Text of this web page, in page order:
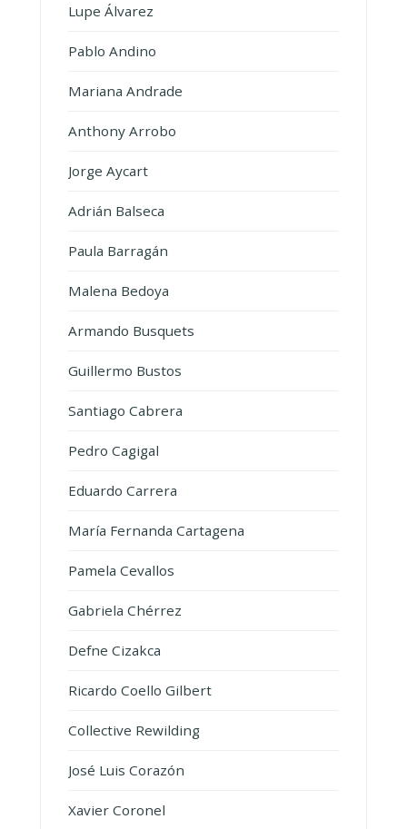
Lupe Álvarez
Pablo Andino
Mariana Andrade
Anthony Arrobo
Jorge Aycart
Adrián Balseca
Paula Barragán
Malena Bedoya
Armando Busquets
Guillermo Bustos
Santiago Cabrera
Pedro Cagigal
Eduardo Carrera
María Fernanda Cartagena
Pamela Cevallos
Gabriela Chérrez
Defne Cizakca
Ricardo Coello Gilbert
Collective Rewilding
José Luis Corazón
Xavier Coronel